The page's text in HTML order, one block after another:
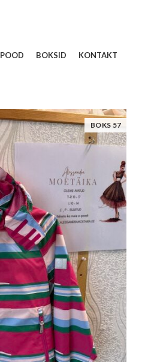
POOD BOKSID KONTAKT
BOKS 57